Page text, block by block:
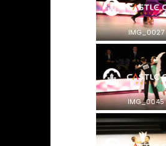
IMG_0027
IMG_0045